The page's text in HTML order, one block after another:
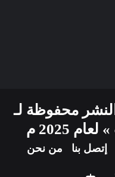
محفوظة لـ
2025 م
إتصل بنا من نحن